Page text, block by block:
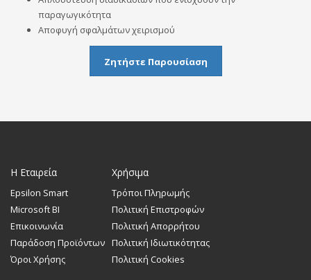
παραγωγικότητα
Αποφυγή σφαλμάτων χειρισμού
Ζητήστε Παρουσίαση
Η Εταιρεία
Epsilon Smart
Microsoft BI
Επικοινωνία
Παράδοση Προϊόντων
Όροι Χρήσης
Χρήσιμα
Τρόποι Πληρωμής
Πολιτική Επιστροφών
Πολιτική Απορρήτου
Πολιτική Ιδιωτικότητας
Πολιτική Cookies